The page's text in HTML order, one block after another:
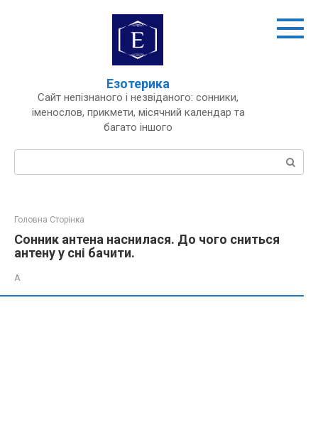
Езотерика
Сайт непізнаного і незвіданого: сонники,
іменослов, прикмети, місячний календар та
багато іншого
Пошук:
Головна Сторінка
Сонник антена наснилася. До чого сниться
антену у сні бачити.
А